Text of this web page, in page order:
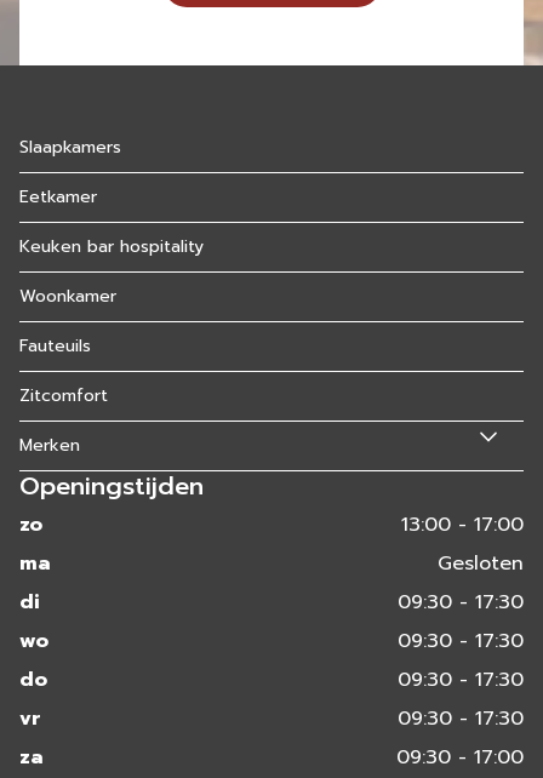
Slaapkamers
Eetkamer
Keuken bar hospitality
Woonkamer
Fauteuils
Zitcomfort
Merken
Openingstijden
zo
13:00 - 17:00
ma
Gesloten
di
09:30 - 17:30
wo
09:30 - 17:30
do
09:30 - 17:30
vr
09:30 - 17:30
za
09:30 - 17:00